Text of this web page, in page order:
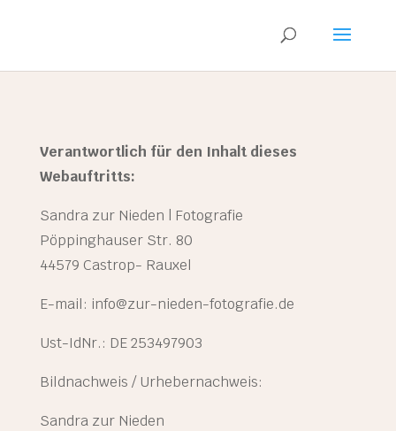
Verantwortlich für den Inhalt dieses
Webauftritts:
Sandra zur Nieden | Fotografie
Pöppinghauser Str. 80
44579 Castrop- Rauxel
E-mail: info@zur-nieden-fotografie.de
Ust-IdNr.: DE 253497903
Bildnachweis / Urhebernachweis:
Sandra zur Nieden